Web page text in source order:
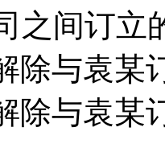
公司之
除与袁某
除与袁某